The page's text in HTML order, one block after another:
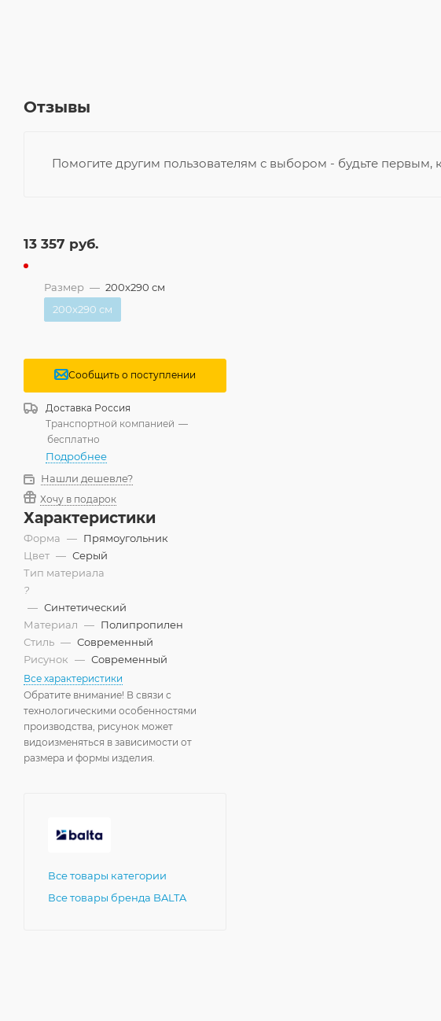
Отзывы
Помогите другим пользователям с выбором - будьте
13 357 руб.
Размер — 200x290 см
200x290 см
Сообщить о поступлении
Доставка Россия
Транспортной компанией —
бесплатно
Подробнее
Нашли дешевле?
Хочу в подарок
Характеристики
Форма — Прямоугольник
Цвет — Серый
Тип материала
?
— Синтетический
Материал — Полипропилен
Стиль — Современный
Рисунок — Современный
Все характеристики
Обратите внимание! В связи с
технологическими особенностями
производства, рисунок может
видоизменяться в зависимости от
размера и формы изделия.
Все товары категории
Все товары бренда BALTA